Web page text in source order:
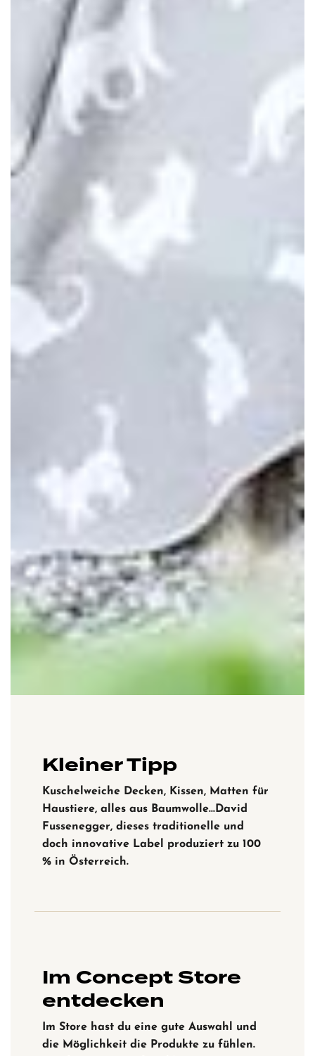
Kleiner Tipp
Kuschelweiche Decken, Kissen, Matten für
Haustiere, alles aus Baumwolle…David
Fussenegger, dieses traditionelle und
doch innovative Label produziert zu 100
% in Österreich.
Im Concept Store
entdecken
Im Store hast du eine gute Auswahl und
die Möglichkeit die Produkte zu fühlen.